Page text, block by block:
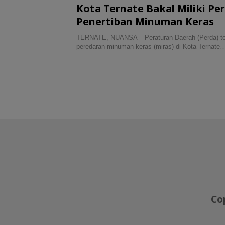
Kota Ternate Bakal Miliki
Penertiban Minuman Keras
TERNATE, NUANSA – Peraturan Daerah (Perda)
peredaran minuman keras (miras) di Kota Ternate…